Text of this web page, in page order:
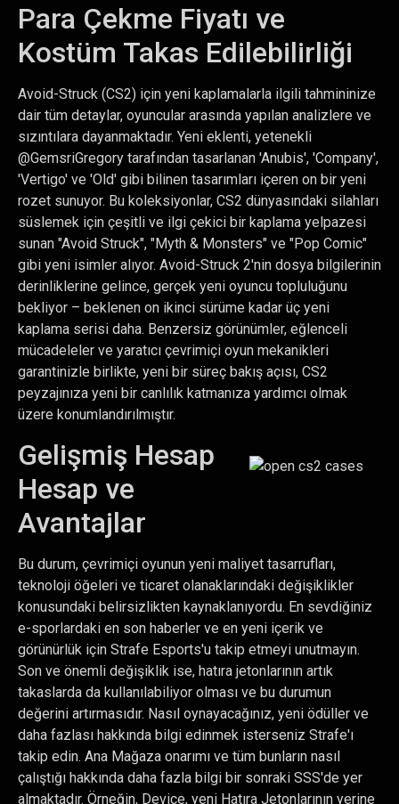
Para Çekme Fiyatı ve
Kostüm Takas Edilebilirliği
Avoid-Struck (CS2) için yeni kaplamalarla ilgili tahmininize
dair tüm detaylar, oyuncular arasında yapılan analizlere ve
sızıntılara dayanmaktadır. Yeni eklenti, yetenekli
@GemsriGregory tarafından tasarlanan 'Anubis', 'Company',
'Vertigo' ve 'Old' gibi bilinen tasarımları içeren on bir yeni
rozet sunuyor. Bu koleksiyonlar, CS2 dünyasındaki silahları
süslemek için çeşitli ve ilgi çekici bir kaplama yelpazesi
sunan "Avoid Struck", "Myth & Monsters" ve "Pop Comic"
gibi yeni isimler alıyor. Avoid-Struck 2'nin dosya bilgilerinin
derinliklerine gelince, gerçek yeni oyuncu topluluğunu
bekliyor – beklenen on ikinci sürüme kadar üç yeni
kaplama serisi daha. Benzersiz görünümler, eğlenceli
mücadeleler ve yaratıcı çevrimiçi oyun mekanikleri
garantinizle birlikte, yeni bir süreç bakış açısı, CS2
peyzajınıza yeni bir canlılık katmanıza yardımcı olmak
üzere konumlandırılmıştır.
Gelişmiş Hesap
Hesap ve
Avantajlar
Bu durum, çevrimiçi oyunun yeni maliyet tasarrufları,
teknoloji öğeleri ve ticaret olanaklarındaki değişiklikler
konusundaki belirsizlikten kaynaklanıyordu. En sevdiğiniz
e-sporlardaki en son haberler ve en yeni içerik ve
görünürlük için Strafe Esports'u takip etmeyi unutmayın.
Son ve önemli değişiklik ise, hatıra jetonlarının artık
takaslarda da kullanılabiliyor olması ve bu durumun
değerini artırmasıdır. Nasıl oynayacağınız, yeni ödüller ve
daha fazlası hakkında bilgi edinmek isterseniz Strafe'ı
takip edin. Ana Mağaza onarımı ve tüm bunların nasıl
çalıştığı hakkında daha fazla bilgi bir sonraki SSS'de yer
almaktadır. Örneğin, Device, yeni Hatıra Jetonlarının yerine